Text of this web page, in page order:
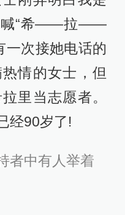
喊“希——拉——
一次接她电话的
情的女士，但
里当志愿者。
经90岁了!
者中有人举着